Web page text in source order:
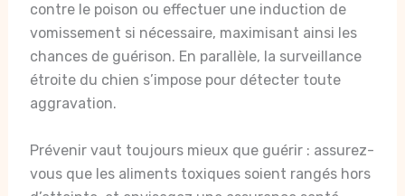
contre le poison ou effectuer une induction de
vomissement si nécessaire, maximisant ainsi les
chances de guérison. En parallèle, la surveillance
étroite du chien s’impose pour détecter toute
aggravation.
Prévenir vaut toujours mieux que guérir : assurez-
vous que les aliments toxiques soient rangés hors